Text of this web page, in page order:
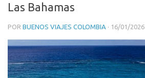
Las Bahamas
POR BUENOS VIAJES COLOMBIA · 16/01/2026